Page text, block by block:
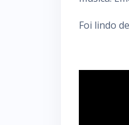
Foi lindo